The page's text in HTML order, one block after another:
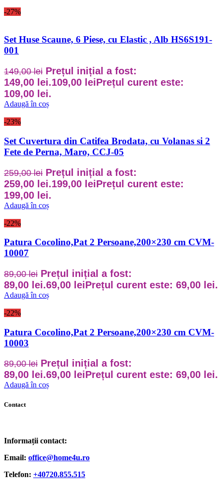
-27%
Set Huse Scaune, 6 Piese, cu Elastic , Alb HS6S191-
001
149,00lei Prețul inițial a fost:
149,00 lei.109,00 leiPrețul curent este:
109,00 lei.
Adaugă în coș
-23%
Set Cuvertura din Catifea Brodata, cu Volanas si 2
Fete de Perna, Maro, CCJ-05
259,00lei Prețul inițial a fost:
259,00 lei.199,00 leiPrețul curent este:
199,00 lei.
Adaugă în coș
-22%
Patura Cocolino,Pat 2 Persoane,200×230 cm CVM-
10007
89,00lei Prețul inițial a fost:
89,00 lei.69,00 leiPrețul curent este: 69,00 lei.
Adaugă în coș
-22%
Patura Cocolino,Pat 2 Persoane,200×230 cm CVM-
10003
89,00lei Prețul inițial a fost:
89,00 lei.69,00 leiPrețul curent este: 69,00 lei.
Adaugă în coș
Contact
Informații contact:
Email: office@home4u.ro
Telefon: +40720.855.515